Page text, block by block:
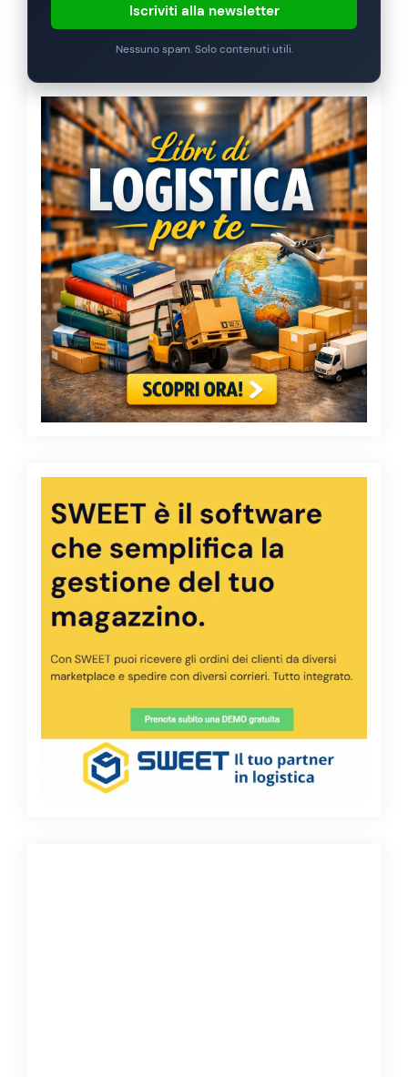
Iscriviti alla newsletter
Nessuno spam. Solo contenuti utili.